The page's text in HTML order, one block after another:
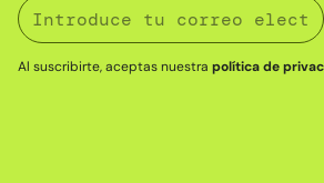
Al suscribirte, aceptas nuestra política de